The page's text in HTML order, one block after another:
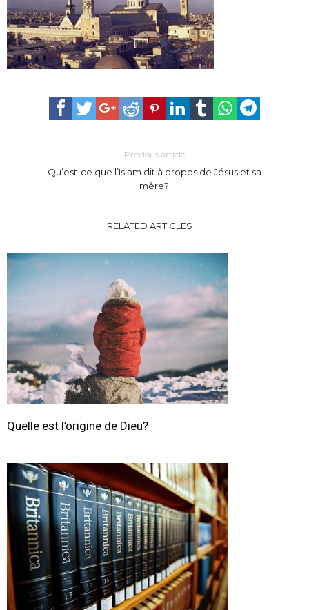
Previous article
Qu’est-ce que l’Islam dit à propos de Jésus et sa
mère?
RELATED ARTICLES
Quelle est l’origine de Dieu?